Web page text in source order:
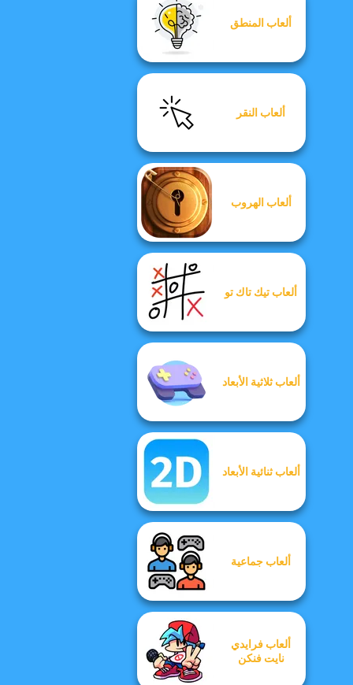
ألعاب المنطق
ألعاب النقر
ألعاب الهروب
ألعاب تيك تاك تو
ألعاب ثلاثية الأبعاد
ألعاب ثنائية الأبعاد
ألعاب جماعية
ألعاب فرايدي
نايت فنكن